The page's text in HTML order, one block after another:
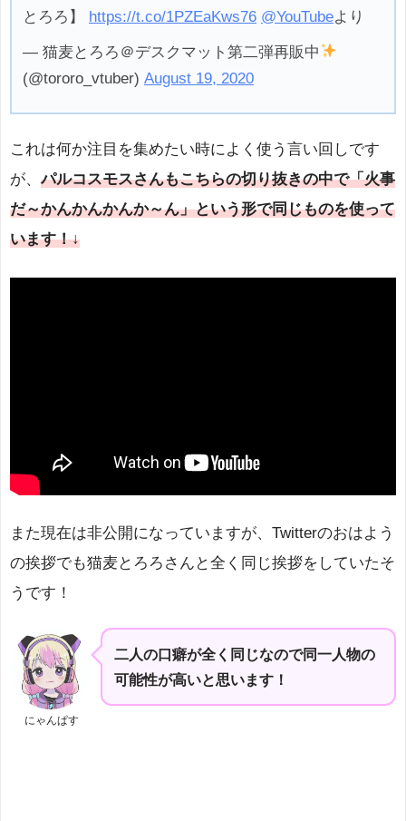
とろろ】 https://t.co/1PZEaKws76 @YouTubeより
— 猫麦とろろ＠デスクマット第二弾再販中
(@tororo_vtuber) August 19, 2020
これは何か注目を集めたい時によく使う言い回しです
が、パルコスモスさんもこちらの切り抜きの中で「火事
だ～かんかんかんか～ん」という形で同じものを使って
います！↓
また現在は非公開になっていますが、Twitterのおはよう
の挨拶でも猫麦とろろさんと全く同じ挨拶をしていたそ
うです！
にゃんぱす
二人の口癖が全く同じなので同一人物の
可能性が高いと思います！